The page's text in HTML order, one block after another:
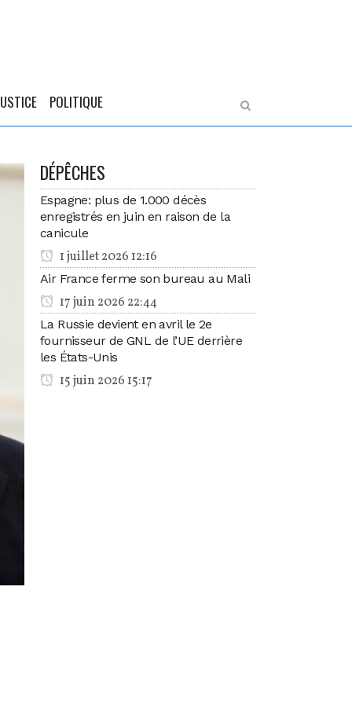
POLITIQUE
DÉPÊCHES
Espagne: plus de 1.000 décès
enregistrés en juin en raison de la
canicule
1 juillet 2026 12:16
Air France ferme son bureau au Mali
17 juin 2026 22:44
La Russie devient en avril le 2e
fournisseur de GNL de l’UE derrière
les États-Unis
15 juin 2026 15:17